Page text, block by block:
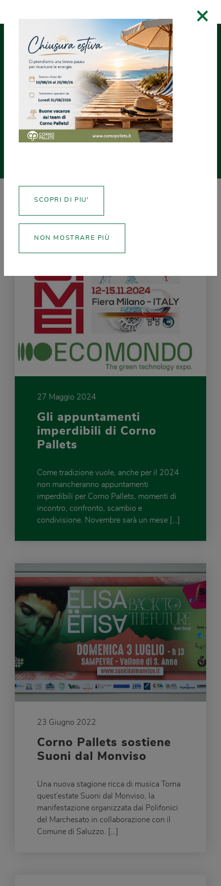
CREA CERTIFICATI
NEWS
27 Maggio 2024
Gli appuntamenti
imperdibili di Corno
Pallets
Come tradizione vuole, anche per il 2024
non mancheranno appuntamenti
imperdibili per Corno Pallets, momenti di
incontro, confronto, scambio e
condivisione. Novembre sarà un mese […]
23 Giugno 2022
Corno Pallets sostiene
Suoni dal Monviso
Una nuova stagione ricca di musica Torna
quest’estate Suoni dal Monviso, la
manifestazione organizzata dai Polifonici
del Marchesato in collaborazione con il
Comune di Saluzzo. […]
×
SCOPRI DI PIU'
NON MOSTRARE PIÙ